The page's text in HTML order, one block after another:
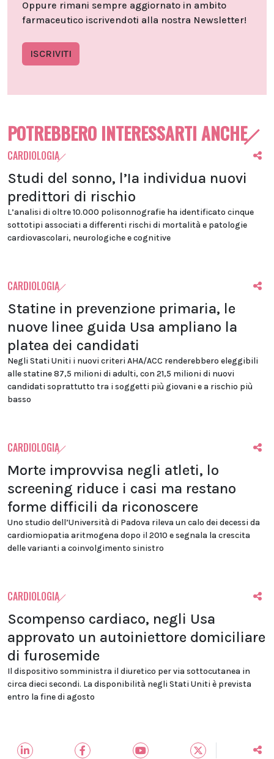
Oppure rimani sempre aggiornato in ambito
farmaceutico iscrivendoti alla nostra Newsletter!
ISCRIVITI
POTREBBERO INTERESSARTI ANCHE
CARDIOLOGIA
Studi del sonno, l’Ia individua nuovi
predittori di rischio
L’analisi di oltre 10.000 polisonnografie ha identificato cinque
sottotipi associati a differenti rischi di mortalità e patologie
cardiovascolari, neurologiche e cognitive
CARDIOLOGIA
Statine in prevenzione primaria, le
nuove linee guida Usa ampliano la
platea dei candidati
Negli Stati Uniti i nuovi criteri AHA/ACC renderebbero eleggibili
alle statine 87,5 milioni di adulti, con 21,5 milioni di nuovi
candidati soprattutto tra i soggetti più giovani e a rischio più
basso
CARDIOLOGIA
Morte improvvisa negli atleti, lo
screening riduce i casi ma restano
forme difficili da riconoscere
Uno studio dell’Università di Padova rileva un calo dei decessi da
cardiomiopatia aritmogena dopo il 2010 e segnala la crescita
delle varianti a coinvolgimento sinistro
CARDIOLOGIA
Scompenso cardiaco, negli Usa
approvato un autoiniettore domiciliare
di furosemide
Il dispositivo somministra il diuretico per via sottocutanea in
circa dieci secondi. La disponibilità negli Stati Uniti è prevista
entro la fine di agosto